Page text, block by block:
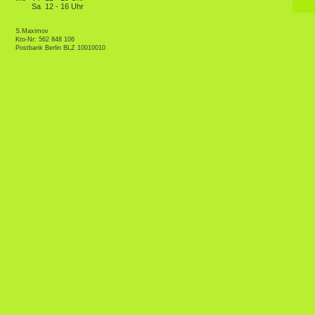
Sa 12 - 16 Uhr
S.Maximov
Kto-Nr: 562 848 106
Postbank Berlin BLZ 10010010